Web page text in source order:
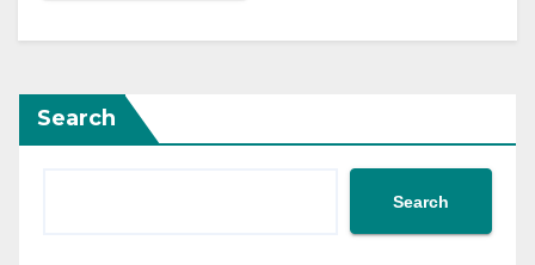
Search
Search